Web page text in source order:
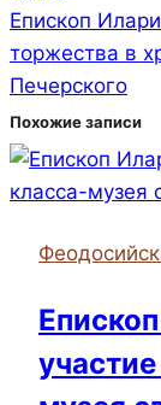
Епископ
торжества в
Печерского
Похожие записи